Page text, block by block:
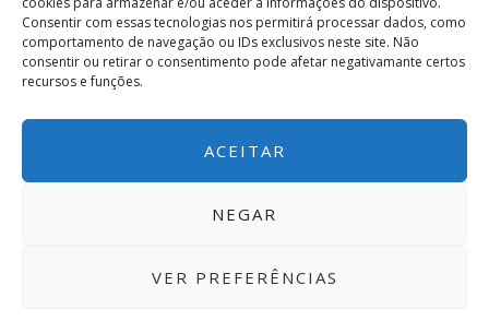
Consentir com essas tecnologias nos permitirá processar dados, como
comportamento de navegação ou IDs exclusivos neste site. Não
consentir ou retirar o consentimento pode afetar negativamante certos
recursos e funções.
ACEITAR
NEGAR
VER PREFERÊNCIAS